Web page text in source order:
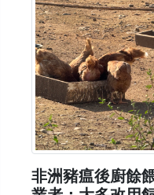
非洲豬瘟後廚餘